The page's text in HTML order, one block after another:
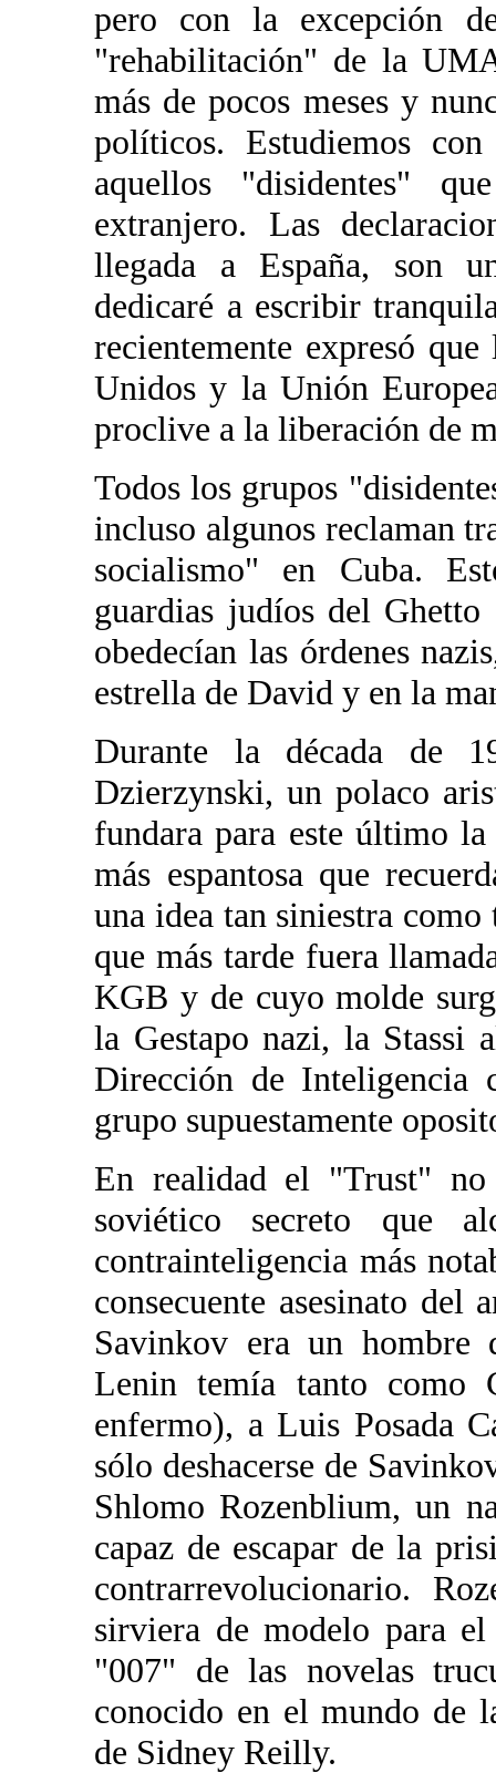
pero con la excepción
"rehabilitación" de la
más de pocos meses y
políticos. Estudiemos
aquellos "disidentes"
extranjero. Las
llegada a España, son
dedicaré a escribir
recientemente expresó
Unidos y la Unión
proclive a la liberación de
Todos los grupos
incluso algunos reclaman
socialismo" en Cuba.
guardias judíos del Ghetto
obedecían las órdenes
estrella de David y en la
Durante la década de
Dzierzynski, un polaco
fundara para este último
más espantosa que
una idea tan siniestra
que más tarde fuera
KGB y de cuyo molde
la Gestapo nazi, la Stassi
Dirección de Inteligencia
grupo supuestamente
En realidad el "Trust" no
soviético secreto que
contrainteligencia más
consecuente asesinato del
Savinkov era un hombre
Lenin temía tanto como
enfermo), a Luis Posada
sólo deshacerse de
Shlomo Rozenblium, un
capaz de escapar de la
contrarrevolucionario.
sirviera de modelo para
"007" de las novelas
conocido en el mundo de
de Sidney Reilly.